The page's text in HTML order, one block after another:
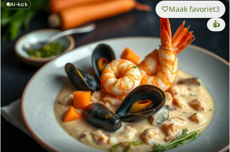
AI-kok Maak favoriet3
👍